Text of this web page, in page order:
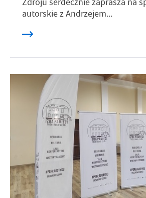
Zdroju serdecznie zaprasza na
autorskie z Andrzejem...